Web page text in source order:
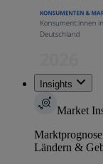
Insights
Market
Ländern &